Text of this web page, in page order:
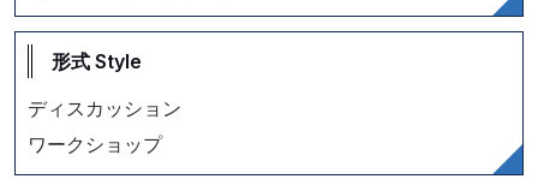
形式 Style
ディスカッション
ワークショップ